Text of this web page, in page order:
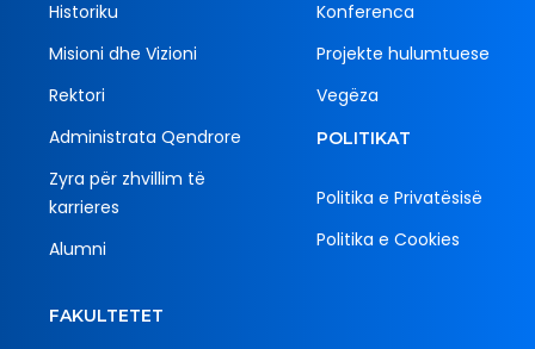
Historiku
Misioni dhe Vizioni
Rektori
Administrata Qendrore
Zyra për zhvillim të
karrieres
Alumni
Konferenca
Projekte hulumtuese
Vegëza
POLITIKAT
Politika e Privatësisë
Politika e Cookies
FAKULTETET